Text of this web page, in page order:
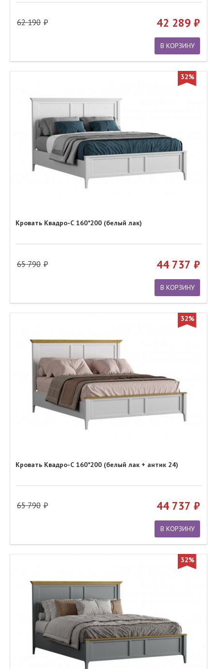
62 190 42 289
В КОРЗИНУ
32%
Кровать Квадро-С 160*200 (белый лак)
65 790 44 737
В КОРЗИНУ
32%
Кровать Квадро-С 160*200 (белый лак + антик 24)
65 790 44 737
В КОРЗИНУ
32%